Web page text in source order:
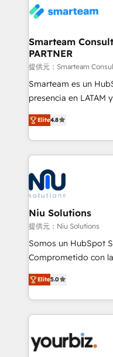
the community - we
Connect with us to
Smarteam
PARTNER
提供元：Smarteam
Smarteam es un
presencia en LATAM
implementaciones de
optimización de
más de 6 años de
implementaciones
ERPs, e-commerce,
WhatsApp y
multicultural trabaja
uniendo visión
generar resultados medibles.
de construcción,
commerce, salud,
tomar decisiones basadas en
5+ años como
LATAM 2025 🏆 Impulsamos crecimiento con CRM +
IA en múltiples
Elite4.8
Niu Solutions
提供元：Niu Solutions
Somos un HubSpot
Comprometido con
procesos
Latinoamérica, con
y Servicio al Cliente. Somos un equipo de trabajo
multidisciplinario de
Optimizar la
Elite5.0